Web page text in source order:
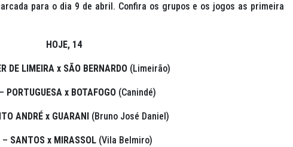
para o dia 9 de abril. Confira os grupos e os jogos as primeira
HOJE, 14
DE LIMEIRA x SÃO BERNARDO (Limeirão)
PORTUGUESA x BOTAFOGO(Canindé)
ANDRÉ x GUARANI (Bruno José Daniel)
– SANTOS x MIRASSOL(Vila Belmiro)